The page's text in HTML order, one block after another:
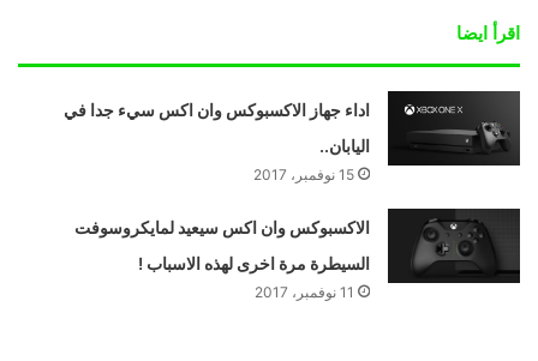
اقرأ ايضا
اداء جهاز الاكسبوكس وان اكس سيء جدا في
اليابان..
15 نوفمبر، 2017
الاكسبوكس وان اكس سيعيد لمايكروسوفت
السيطرة مرة اخرى لهذه الاسباب !
11 نوفمبر، 2017